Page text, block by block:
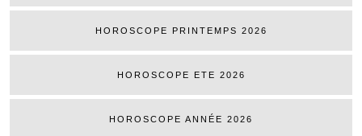
HOROSCOPE PRINTEMPS 2026
HOROSCOPE ETE 2026
HOROSCOPE ANNÉE 2026